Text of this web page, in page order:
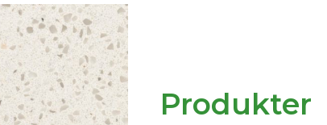
Produkter